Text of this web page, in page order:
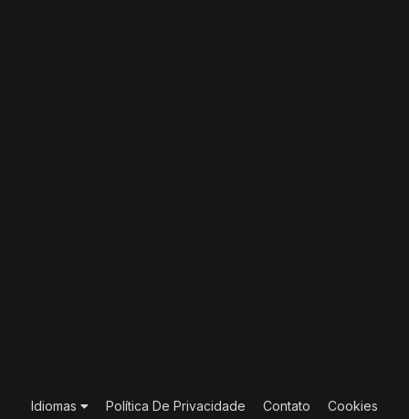
Idiomas Política De Privacidade Contato Cookies